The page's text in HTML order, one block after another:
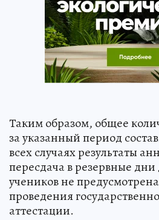
Таким образом, общее
за указанный период
всех случаях результаты
пересдача в резервные
учеников не
проведения
аттестации.